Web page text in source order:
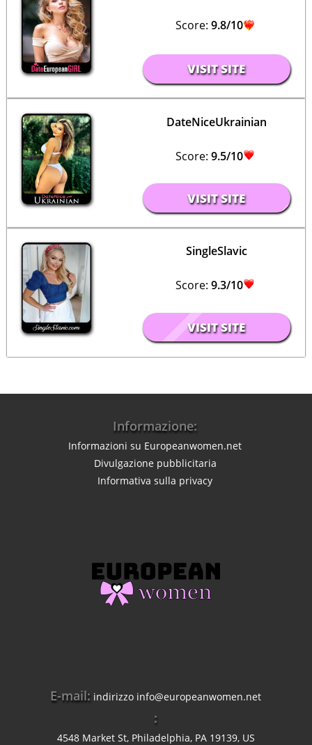
Score: 9.8/10
VISIT SITE
DateNiceUkrainian
Score: 9.5/10
VISIT SITE
SingleSlavic
Score: 9.3/10
VISIT SITE
Informazione:
Informazioni su Europeanwomen.net
Divulgazione pubblicitaria
Informativa sulla privacy
E-mail: indirizzo info@europeanwomen.net
:
4548 Market St, Philadelphia, PA 19139, US